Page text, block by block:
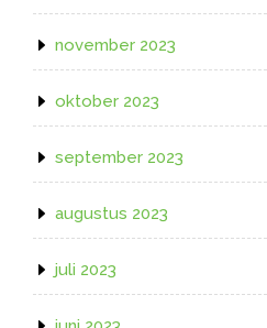
november 2023
oktober 2023
september 2023
augustus 2023
juli 2023